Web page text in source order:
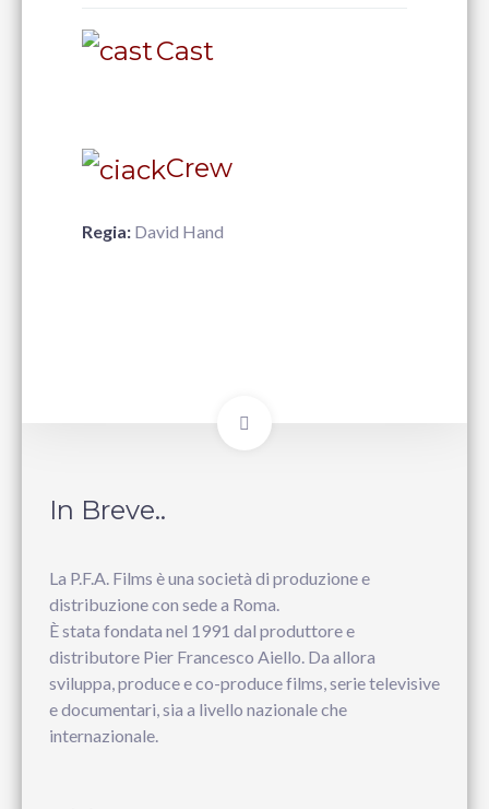
Cast
Crew
Regia: David Hand
In Breve..
La P.F.A. Films è una società di produzione e
distribuzione con sede a Roma.
È stata fondata nel 1991 dal produttore e
distributore Pier Francesco Aiello. Da allora
sviluppa, produce e co-produce films, serie televisive
e documentari, sia a livello nazionale che
internazionale.